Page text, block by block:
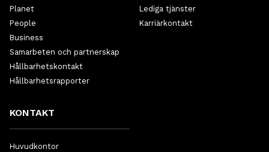
Planet
People
Business
Samarbeten och partnerskap
Hållbarhetskontakt
Hållbarhetsrapporter
Lediga tjänster
Karriärkontakt
KONTAKT
Huvudkontor